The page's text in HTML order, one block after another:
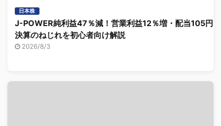
日本株
J-POWER純利益47％減！営業利益12％増・配当105円、
決算のねじれを初心者向け解説
2026/8/3